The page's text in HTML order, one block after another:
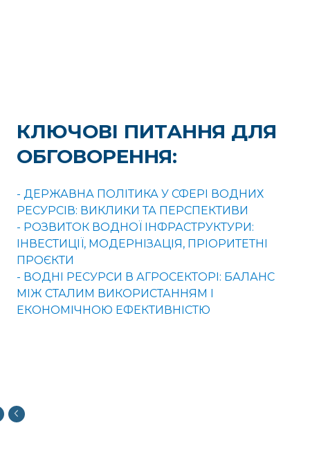
КЛЮЧОВІ ПИТАННЯ ДЛЯ
ОБГОВОРЕННЯ:
- ДЕРЖАВНА ПОЛІТИКА У СФЕРІ ВОДНИХ
РЕСУРСІВ: ВИКЛИКИ ТА ПЕРСПЕКТИВИ
- РОЗВИТОК ВОДНОЇ ІНФРАСТРУКТУРИ:
ІНВЕСТИЦІЇ, МОДЕРНІЗАЦІЯ, ПРІОРИТЕТНІ
ПРОЄКТИ
- ВОДНІ РЕСУРСИ В АГРОСЕКТОРІ: БАЛАНС
МІЖ СТАЛИМ ВИКОРИСТАННЯМ І
ЕКОНОМІЧНОЮ ЕФЕКТИВНІСТЮ